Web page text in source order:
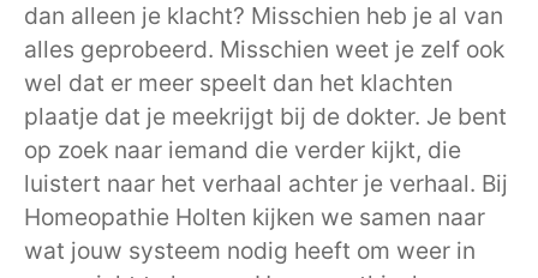
dan alleen je klacht? Misschien heb je al van
alles geprobeerd. Misschien weet je zelf ook
wel dat er meer speelt dan het klachten
plaatje dat je meekrijgt bij de dokter. Je bent
op zoek naar iemand die verder kijkt, die
luistert naar het verhaal achter je verhaal. Bij
Homeopathie Holten kijken we samen naar
wat jouw systeem nodig heeft om weer in